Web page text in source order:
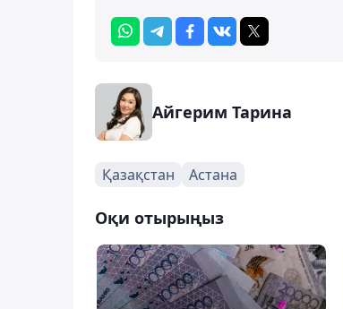
Айгерим Тарина
Қазақстан Астана
Оқи отырыңыз